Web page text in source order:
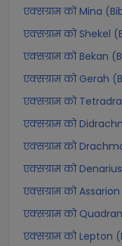
एक्सग्राम को Mina
एक्सग्राम को Shekel
एक्सग्राम को Bekan
एक्सग्राम को Gerah
एक्सग्राम को
एक्सग्राम को
एक्सग्राम को
एक्सग्राम को
एक्सग्राम को
एक्सग्राम को
एक्सग्राम को Lepton